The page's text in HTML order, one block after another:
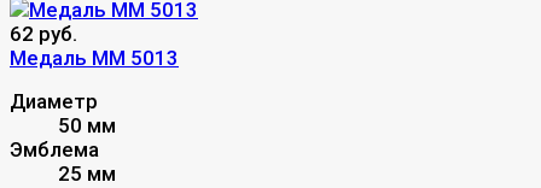
62 руб.
Медаль MM 5013
Диаметр
50 мм
Эмблема
25 мм